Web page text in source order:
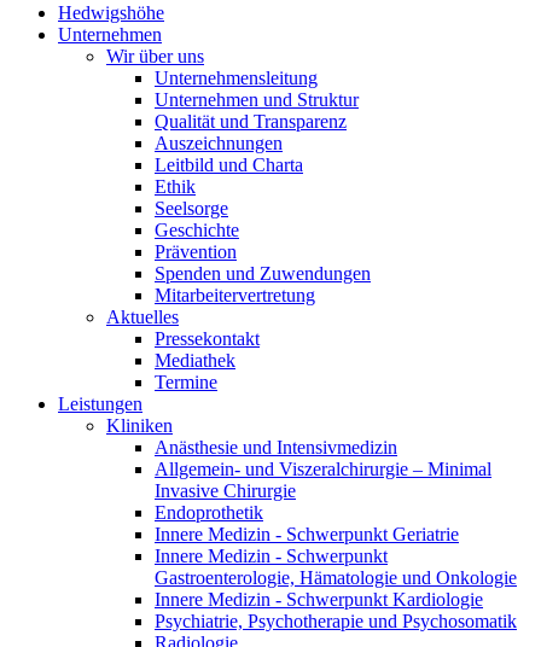
Hedwigshöhe
Unternehmen
Wir über uns
Unternehmensleitung
Unternehmen und Struktur
Qualität und Transparenz
Auszeichnungen
Leitbild und Charta
Ethik
Seelsorge
Geschichte
Prävention
Spenden und Zuwendungen
Mitarbeitervertretung
Aktuelles
Pressekontakt
Mediathek
Termine
Leistungen
Kliniken
Anästhesie und Intensivmedizin
Allgemein- und Viszeralchirurgie – Minimal
Invasive Chirurgie
Endoprothetik
Innere Medizin - Schwerpunkt Geriatrie
Innere Medizin - Schwerpunkt
Gastroenterologie, Hämatologie und Onkologie
Innere Medizin - Schwerpunkt Kardiologie
Psychiatrie, Psychotherapie und Psychosomatik
Radiologie